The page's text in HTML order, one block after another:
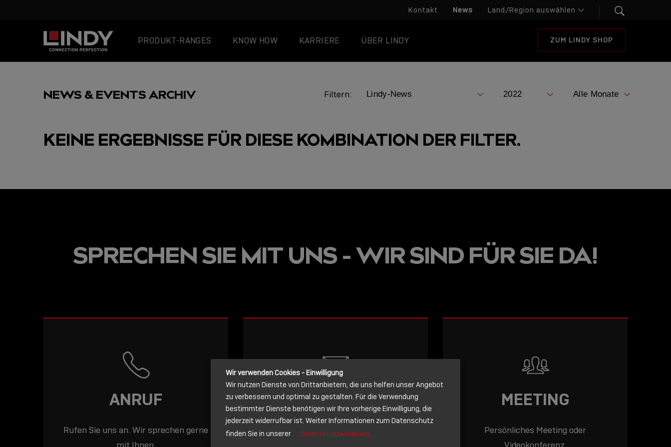
Kontakt News
PRODUKT-RANGES KNOW HOW KARRIERE ÜBER LINDY ZUM LINDY SHOP
NEWS & EVENTS ARCHIV Filtern:
USB-C ÜBER LANGE
DISTANZEN: AKTIVE
BIS 15 M
JETZT ONLINE
VERFÜGBAR: DIE
VERBINDET!
KEINE ERGEBNISSE FÜR DIESE KOMBINATION DER FILTER.
SPRECHEN SIE MIT UNS - WIR SIND FÜR SIE DA!
ANRUF
Rufen Sie uns an. Wir sprechen gerne
NACHRICHT
Schreiben Sie lieber? Dann schicken
MEETING
Persönliches Meeting oder
Wir verwenden Cookies - Einwilligung
Wir nutzen Dienste von Drittanbietern, die uns helfen unser Angebot
zu verbessern und optimal zu gestalten. Für die Verwendung
bestimmter Dienste benötigen wir Ihre vorherige Einwilligung, die
jederzeit widerrufbar ist. Weiter Informationen zum Datenschutz
finden Sie in unserer
Datenschutzerklärung